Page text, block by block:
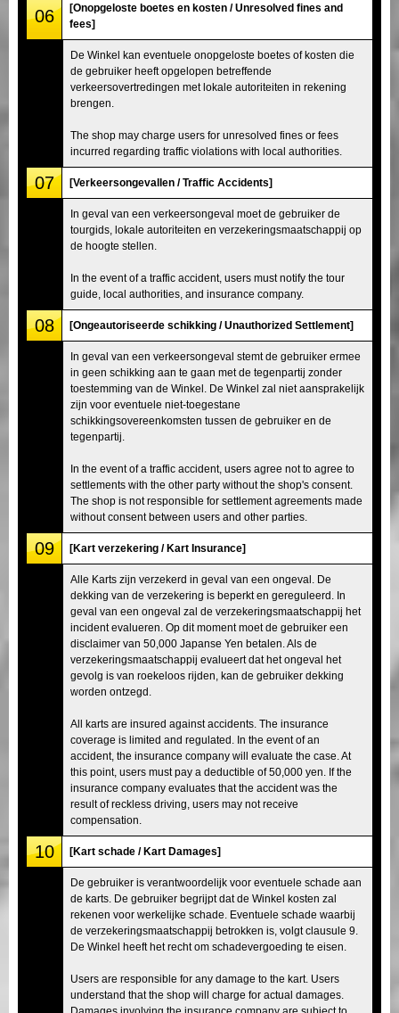
06
[Onopgeloste boetes en kosten / Unresolved fines and
fees]
De Winkel kan eventuele onopgeloste boetes of kosten die
de gebruiker heeft opgelopen betreffende
verkeersovertredingen met lokale autoriteiten in rekening
brengen.
The shop may charge users for unresolved fines or fees
incurred regarding traffic violations with local authorities.
07 [Verkeersongevallen / Traffic Accidents]
In geval van een verkeersongeval moet de gebruiker de
tourgids, lokale autoriteiten en verzekeringsmaatschappij op
de hoogte stellen.
In the event of a traffic accident, users must notify the tour
guide, local authorities, and insurance company.
08 [Ongeautoriseerde schikking / Unauthorized Settlement]
In geval van een verkeersongeval stemt de gebruiker ermee
in geen schikking aan te gaan met de tegenpartij zonder
toestemming van de Winkel. De Winkel zal niet aansprakelijk
zijn voor eventuele niet-toegestane
schikkingsovereenkomsten tussen de gebruiker en de
tegenpartij.
In the event of a traffic accident, users agree not to agree to
settlements with the other party without the shop's consent.
The shop is not responsible for settlement agreements made
without consent between users and other parties.
09 [Kart verzekering / Kart Insurance]
Alle Karts zijn verzekerd in geval van een ongeval. De
dekking van de verzekering is beperkt en gereguleerd. In
geval van een ongeval zal de verzekeringsmaatschappij het
incident evalueren. Op dit moment moet de gebruiker een
disclaimer van 50,000 Japanse Yen betalen. Als de
verzekeringsmaatschappij evalueert dat het ongeval het
gevolg is van roekeloos rijden, kan de gebruiker dekking
worden ontzegd.
All karts are insured against accidents. The insurance
coverage is limited and regulated. In the event of an
accident, the insurance company will evaluate the case. At
this point, users must pay a deductible of 50,000 yen. If the
insurance company evaluates that the accident was the
result of reckless driving, users may not receive
compensation.
10 [Kart schade / Kart Damages]
De gebruiker is verantwoordelijk voor eventuele schade aan
de karts. De gebruiker begrijpt dat de Winkel kosten zal
rekenen voor werkelijke schade. Eventuele schade waarbij
de verzekeringsmaatschappij betrokken is, volgt clausule 9.
De Winkel heeft het recht om schadevergoeding te eisen.
Users are responsible for any damage to the kart. Users
understand that the shop will charge for actual damages.